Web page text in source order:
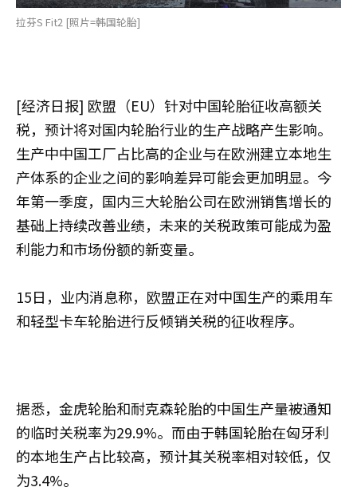
拉芬S Fit2 [照片=韩国轮胎]
[经济日报] 欧盟（EU）针对中国轮胎征收高额关
税，预计将对国内轮胎行业的生产战略产生影响。
生产中中国工厂占比高的企业与在欧洲建立本地生
产体系的企业之间的影响差异可能会更加明显。今
年第一季度，国内三大轮胎公司在欧洲销售增长的
基础上持续改善业绩，未来的关税政策可能成为盈
利能力和市场份额的新变量。
15日，业内消息称，欧盟正在对中国生产的乘用车
和轻型卡车轮胎进行反倾销关税的征收程序。
据悉，金虎轮胎和耐克森轮胎的中国生产量被通知
的临时关税率为29.9%。而由于韩国轮胎在匈牙利
的本地生产占比较高，预计其关税率相对较低，仅
为3.4%。